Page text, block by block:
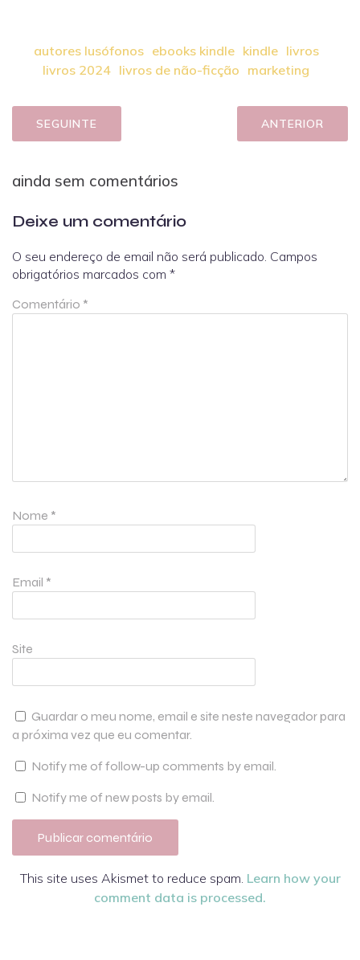
autores lusófonos ebooks kindle kindle livros
livros 2024 livros de não-ficção marketing
SEGUINTE ANTERIOR
ainda sem comentários
Deixe um comentário
O seu endereço de email não será publicado. Campos
obrigatórios marcados com *
Comentário *
Nome *
Email *
Site
Guardar o meu nome, email e site neste navegador para
a próxima vez que eu comentar.
Notify me of follow-up comments by email.
Notify me of new posts by email.
This site uses Akismet to reduce spam. Learn how your
comment data is processed.